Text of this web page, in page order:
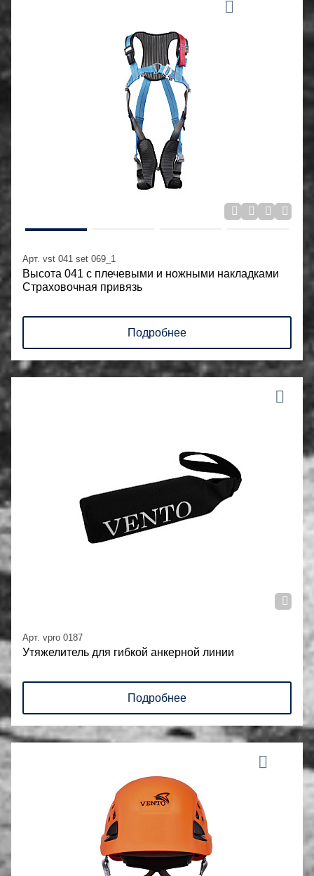
Арт. vst 041 set 069_1
Высота 041 с плечевыми и ножными накладками
Страховочная привязь
Подробнее
Арт. vpro 0187
Утяжелитель для гибкой анкерной линии
Подробнее